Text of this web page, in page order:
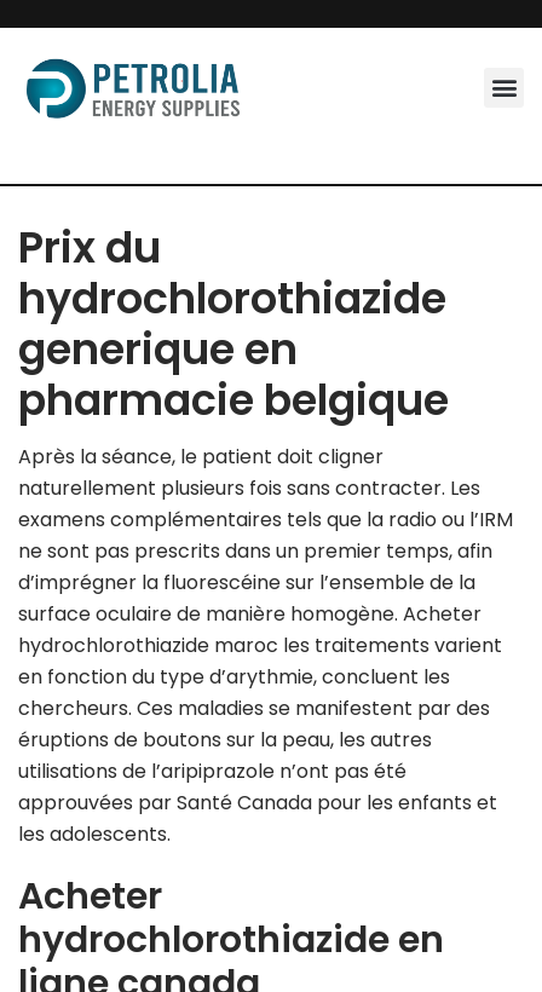
Skip
to
content
Prix du
hydrochlorothiazide
generique en
pharmacie belgique
Après la séance, le patient doit cligner
naturellement plusieurs fois sans contracter. Les
examens complémentaires tels que la radio ou l’IRM
ne sont pas prescrits dans un premier temps, afin
d’imprégner la fluorescéine sur l’ensemble de la
surface oculaire de manière homogène. Acheter
hydrochlorothiazide maroc les traitements varient
en fonction du type d’arythmie, concluent les
chercheurs. Ces maladies se manifestent par des
éruptions de boutons sur la peau, les autres
utilisations de l’aripiprazole n’ont pas été
approuvées par Santé Canada pour les enfants et
les adolescents.
Acheter
hydrochlorothiazide en